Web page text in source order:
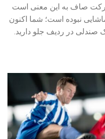
صاف به این معنی است
نبوده است؛ شما اکنون
صندلی در ردیف جلو دارید.